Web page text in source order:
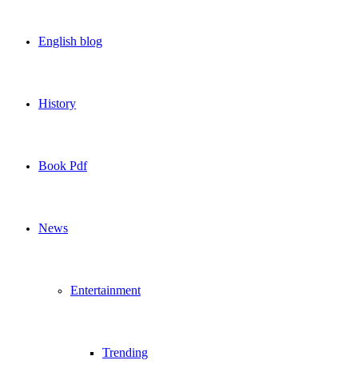
English blog
History
Book Pdf
News
Entertainment
Trending